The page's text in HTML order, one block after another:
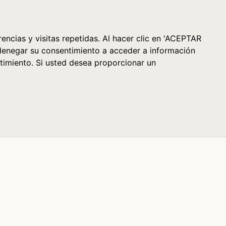
y visitas repetidas. Al hacer clic en 'ACEPTAR
su consentimiento a acceder a información
Si usted desea proporcionar un